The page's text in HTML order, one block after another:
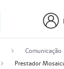
Comunicação